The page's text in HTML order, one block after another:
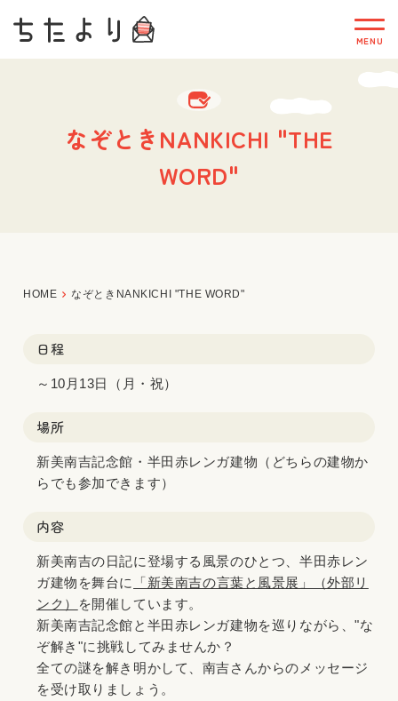
なぞときNANKICHI "THE
WORD"
HOME なぞときNANKICHI "THE WORD"
日程
～10月13日（月・祝）
場所
新美南吉記念館・半田赤レンガ建物（どちらの建物か
らでも参加できます）
内容
新美南吉の日記に登場する風景のひとつ、半田赤レン
ガ建物を舞台に
「新美南吉の言葉と風景展」（外部リ
ンク）
を開催しています。
新美南吉記念館と半田赤レンガ建物を巡りながら、"な
ぞ解き"に挑戦してみませんか？
全ての謎を解き明かして、南吉さんからのメッセージ
を受け取りましょう。